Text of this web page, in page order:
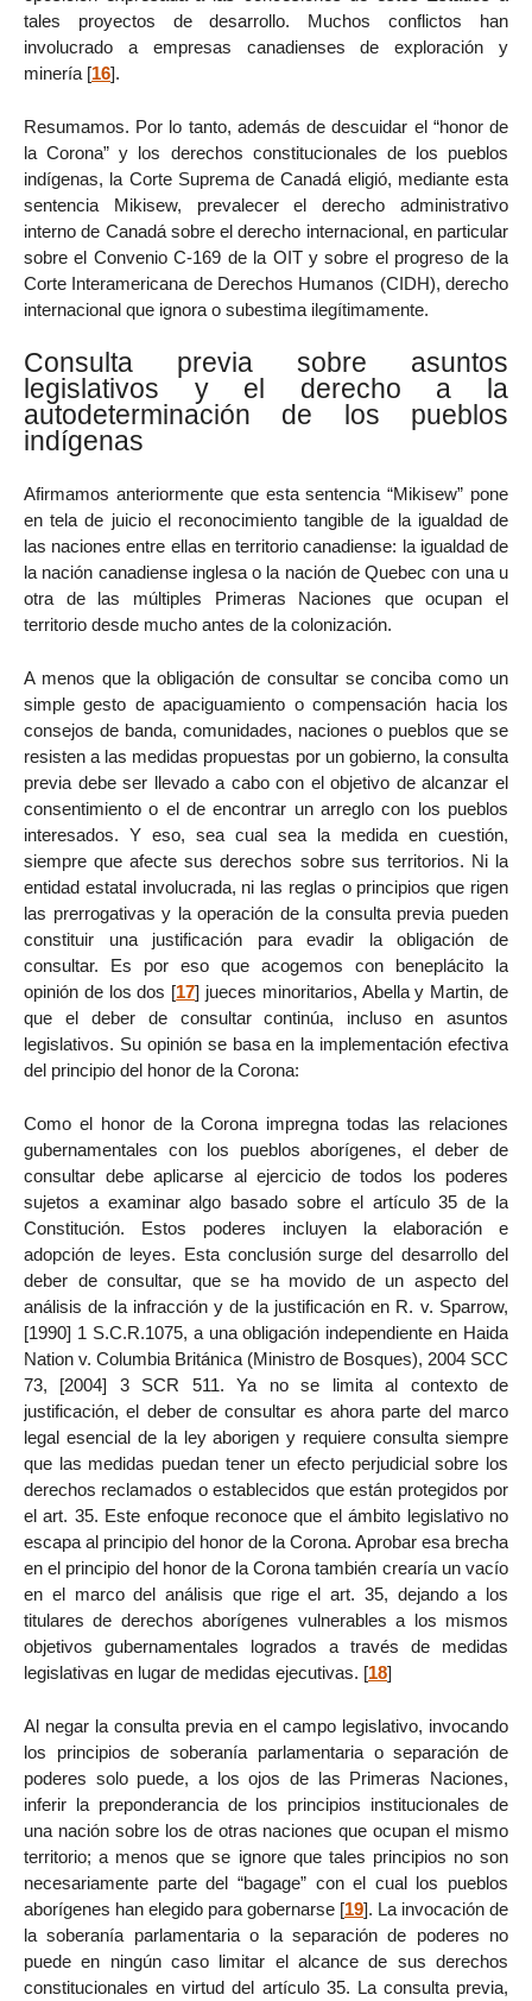
tales proyectos de desarrollo. Muchos conflictos han
involucrado a empresas canadienses de exploración y
minería [16].
Resumamos. Por lo tanto, además de descuidar el “honor de
la Corona” y los derechos constitucionales de los pueblos
indígenas, la Corte Suprema de Canadá eligió, mediante esta
sentencia Mikisew, prevalecer el derecho administrativo
interno de Canadá sobre el derecho internacional, en particular
sobre el Convenio C-169 de la OIT y sobre el progreso de la
Corte Interamericana de Derechos Humanos (CIDH), derecho
internacional que ignora o subestima ilegítimamente.
Consulta previa sobre asuntos
legislativos y el derecho a la
autodeterminación de los pueblos
indígenas
Afirmamos anteriormente que esta sentencia “Mikisew” pone
en tela de juicio el reconocimiento tangible de la igualdad de
las naciones entre ellas en territorio canadiense: la igualdad de
la nación canadiense inglesa o la nación de Quebec con una u
otra de las múltiples Primeras Naciones que ocupan el
territorio desde mucho antes de la colonización.
A menos que la obligación de consultar se conciba como un
simple gesto de apaciguamiento o compensación hacia los
consejos de banda, comunidades, naciones o pueblos que se
resisten a las medidas propuestas por un gobierno, la consulta
previa debe ser llevado a cabo con el objetivo de alcanzar el
consentimiento o el de encontrar un arreglo con los pueblos
interesados. Y eso, sea cual sea la medida en cuestión,
siempre que afecte sus derechos sobre sus territorios. Ni la
entidad estatal involucrada, ni las reglas o principios que rigen
las prerrogativas y la operación de la consulta previa pueden
constituir una justificación para evadir la obligación de
consultar. Es por eso que acogemos con beneplácito la
opinión de los dos [17] jueces minoritarios, Abella y Martin, de
que el deber de consultar continúa, incluso en asuntos
legislativos. Su opinión se basa en la implementación efectiva
del principio del honor de la Corona:
Como el honor de la Corona impregna todas las relaciones
gubernamentales con los pueblos aborígenes, el deber de
consultar debe aplicarse al ejercicio de todos los poderes
sujetos a examinar algo basado sobre el artículo 35 de la
Constitución. Estos poderes incluyen la elaboración e
adopción de leyes. Esta conclusión surge del desarrollo del
deber de consultar, que se ha movido de un aspecto del
análisis de la infracción y de la justificación en R. v. Sparrow,
[1990] 1 S.C.R.1075, a una obligación independiente en Haida
Nation v. Columbia Británica (Ministro de Bosques), 2004 SCC
73, [2004] 3 SCR 511. Ya no se limita al contexto de
justificación, el deber de consultar es ahora parte del marco
legal esencial de la ley aborigen y requiere consulta siempre
que las medidas puedan tener un efecto perjudicial sobre los
derechos reclamados o establecidos que están protegidos por
el art. 35. Este enfoque reconoce que el ámbito legislativo no
escapa al principio del honor de la Corona. Aprobar esa brecha
en el principio del honor de la Corona también crearía un vacío
en el marco del análisis que rige el art. 35, dejando a los
titulares de derechos aborígenes vulnerables a los mismos
objetivos gubernamentales logrados a través de medidas
legislativas en lugar de medidas ejecutivas. [18]
Al negar la consulta previa en el campo legislativo, invocando
los principios de soberanía parlamentaria o separación de
poderes solo puede, a los ojos de las Primeras Naciones,
inferir la preponderancia de los principios institucionales de
una nación sobre los de otras naciones que ocupan el mismo
territorio; a menos que se ignore que tales principios no son
necesariamente parte del “bagage” con el cual los pueblos
aborígenes han elegido para gobernarse [19]. La invocación de
la soberanía parlamentaria o la separación de poderes no
puede en ningún caso limitar el alcance de sus derechos
constitucionales en virtud del artículo 35. La consulta previa,